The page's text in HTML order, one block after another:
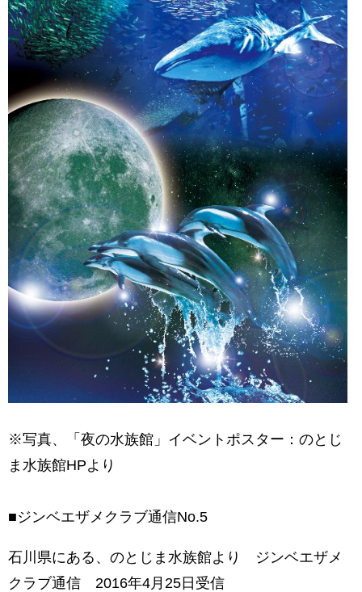
※写真、「夜の水族館」イベントポスター：のとじ
ま水族館HPより
■ジンベエザメクラブ通信No.5
石川県にある、のとじま水族館より ジンベエザメ
クラブ通信 2016年4月25日受信